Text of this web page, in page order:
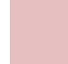
キヤノン
No.